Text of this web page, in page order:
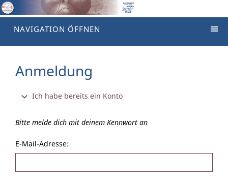
NAVIGATION ÖFFNEN
Anmeldung
Ich habe bereits ein Konto
Bitte melde dich mit deinem Kennwort an
E-Mail-Adresse: